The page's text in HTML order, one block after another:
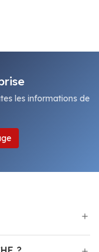
les informations de